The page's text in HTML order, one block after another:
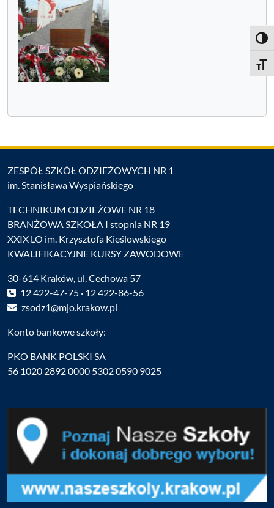
ZESPÓŁ SZKÓŁ ODZIEŻOWYCH NR 1
im. Stanisława Wyspiańskiego
TECHNIKUM ODZIEŻOWE NR 18
BRANŻOWA SZKOŁA I stopnia NR 19
XXIX LO im. Krzysztofa Kieślowskiego
KWALIFIKACYJNE KURSY ZAWODOWE
30-614 Kraków, ul. Cechowa 57
12 422-47-75 · 12 422-86-56
zsodz1@mjo.krakow.pl
Konto bankowe szkoły:
PKO BANK POLSKI SA
56 1020 2892 0000 5302 0590 9025